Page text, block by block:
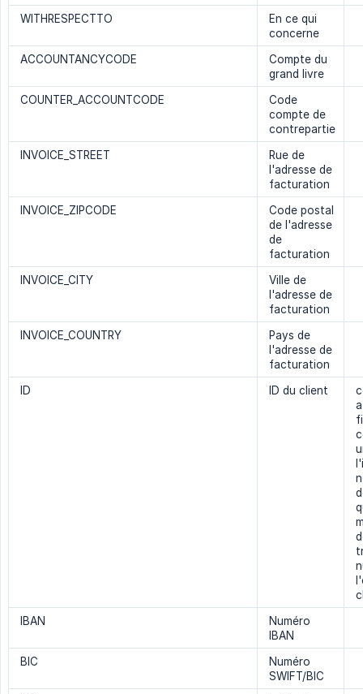
WITHRESPECTTO
En ce qui
concerne
ACCOUNTANCYCODE
Compte du
grand livre
COUNTER_ACCOUNTCODE
Code
compte de
contrepartie
INVOICE_STREET
Rue de
l'adresse de
facturation
INVOICE_ZIPCODE
Code postal
de l'adresse
de
facturation
INVOICE_CITY
Ville de
l'adresse de
facturation
INVOICE_COUNTRY
Pays de
l'adresse de
facturation
ID
ID du client
IBAN
Numéro
IBAN
BIC
Numéro
SWIFT/BIC